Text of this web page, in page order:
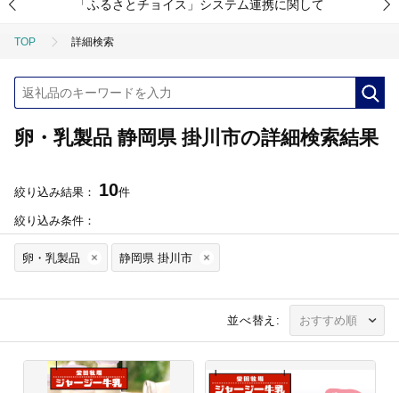
「ふるさとチョイス」システム連携に関して
TOP 詳細検索
卵・乳製品 静岡県 掛川市の詳細検索結果
絞り込み結果： 10件
絞り込み条件：
卵・乳製品 静岡県 掛川市
並べ替え: